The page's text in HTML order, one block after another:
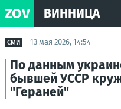
ZOV ВИННИЦА
СМИ 13 мая 2026, 14:54
По данным
бывшей УССР
"Гераней"